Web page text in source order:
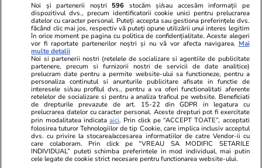
Viva.ro
"Nici acum nu îi știu bine. Nu îi știu familia".
A tăcut luni întregi, dar acum Gina Matache a
spus adevărul despre relația cu ginerele ei,
Radu Siffr...
Unica.ro
Nu și ei! S-au
căsnicie! Cei doi
secret. Nimeni
motiv al
Noi și partenerii noștri 596 stocăm și/sau accesăm informații pe
dispozitivul dvs., precum identificatorii cookie unici pentru prelucrarea
datelor cu caracter personal. Puteți accepta sau gestiona preferințele dvs.
făcând clic mai jos, respectiv vă puteți opune utilizării unui interes legitim
în orice moment pe pagina cu politica de confidențialitate. Aceste alegeri
vor fi raportate partenerilor noștri și nu vă vor afecta navigarea. Mai
multe detalii
Noi si partenerii nostri (retelele de socializare si agentiile de publicitate
partenere, precum si furnizorii nostri de servicii de date analitice)
prelucram date pentru a permite website-ului sa functioneze, pentru a
personaliza continutul si anunturile publicitare afisate in functie de
interesele si/sau profilul dvs., pentru a va oferi functionalitati aferente
retelelor de socializare si pentru a analiza traficul pe website. Beneficiati
de drepturile prevazute de art. 15-22 din GDPR in legatura cu
prelucrarea datelor cu caracter personal. Aceste drepturi pot fi exercitate
prin modalitatea indicataaici. Prin click pe “ACCEPT TOATE”, acceptati
folosirea tuturor Tehnologiilor de tip Cookie, care implica inclusiv acceptul
dvs. cu privire la stocarea/accesarea informatiilor de catre Vendor-ii cu
care colaboram. Prin click pe “VREAU SA MODIFIC SETARILE
INDIVIDUAL” puteti schimba preferintele in mod individual, mai putin
cele legate de cookie strict necesare pentru functionarea website-ului.